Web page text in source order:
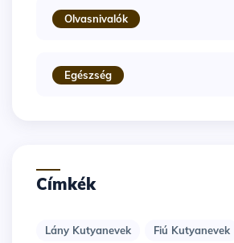
Olvasnivalók
Egészség
Címkék
Lány Kutyanevek Fiú Kutyanevek